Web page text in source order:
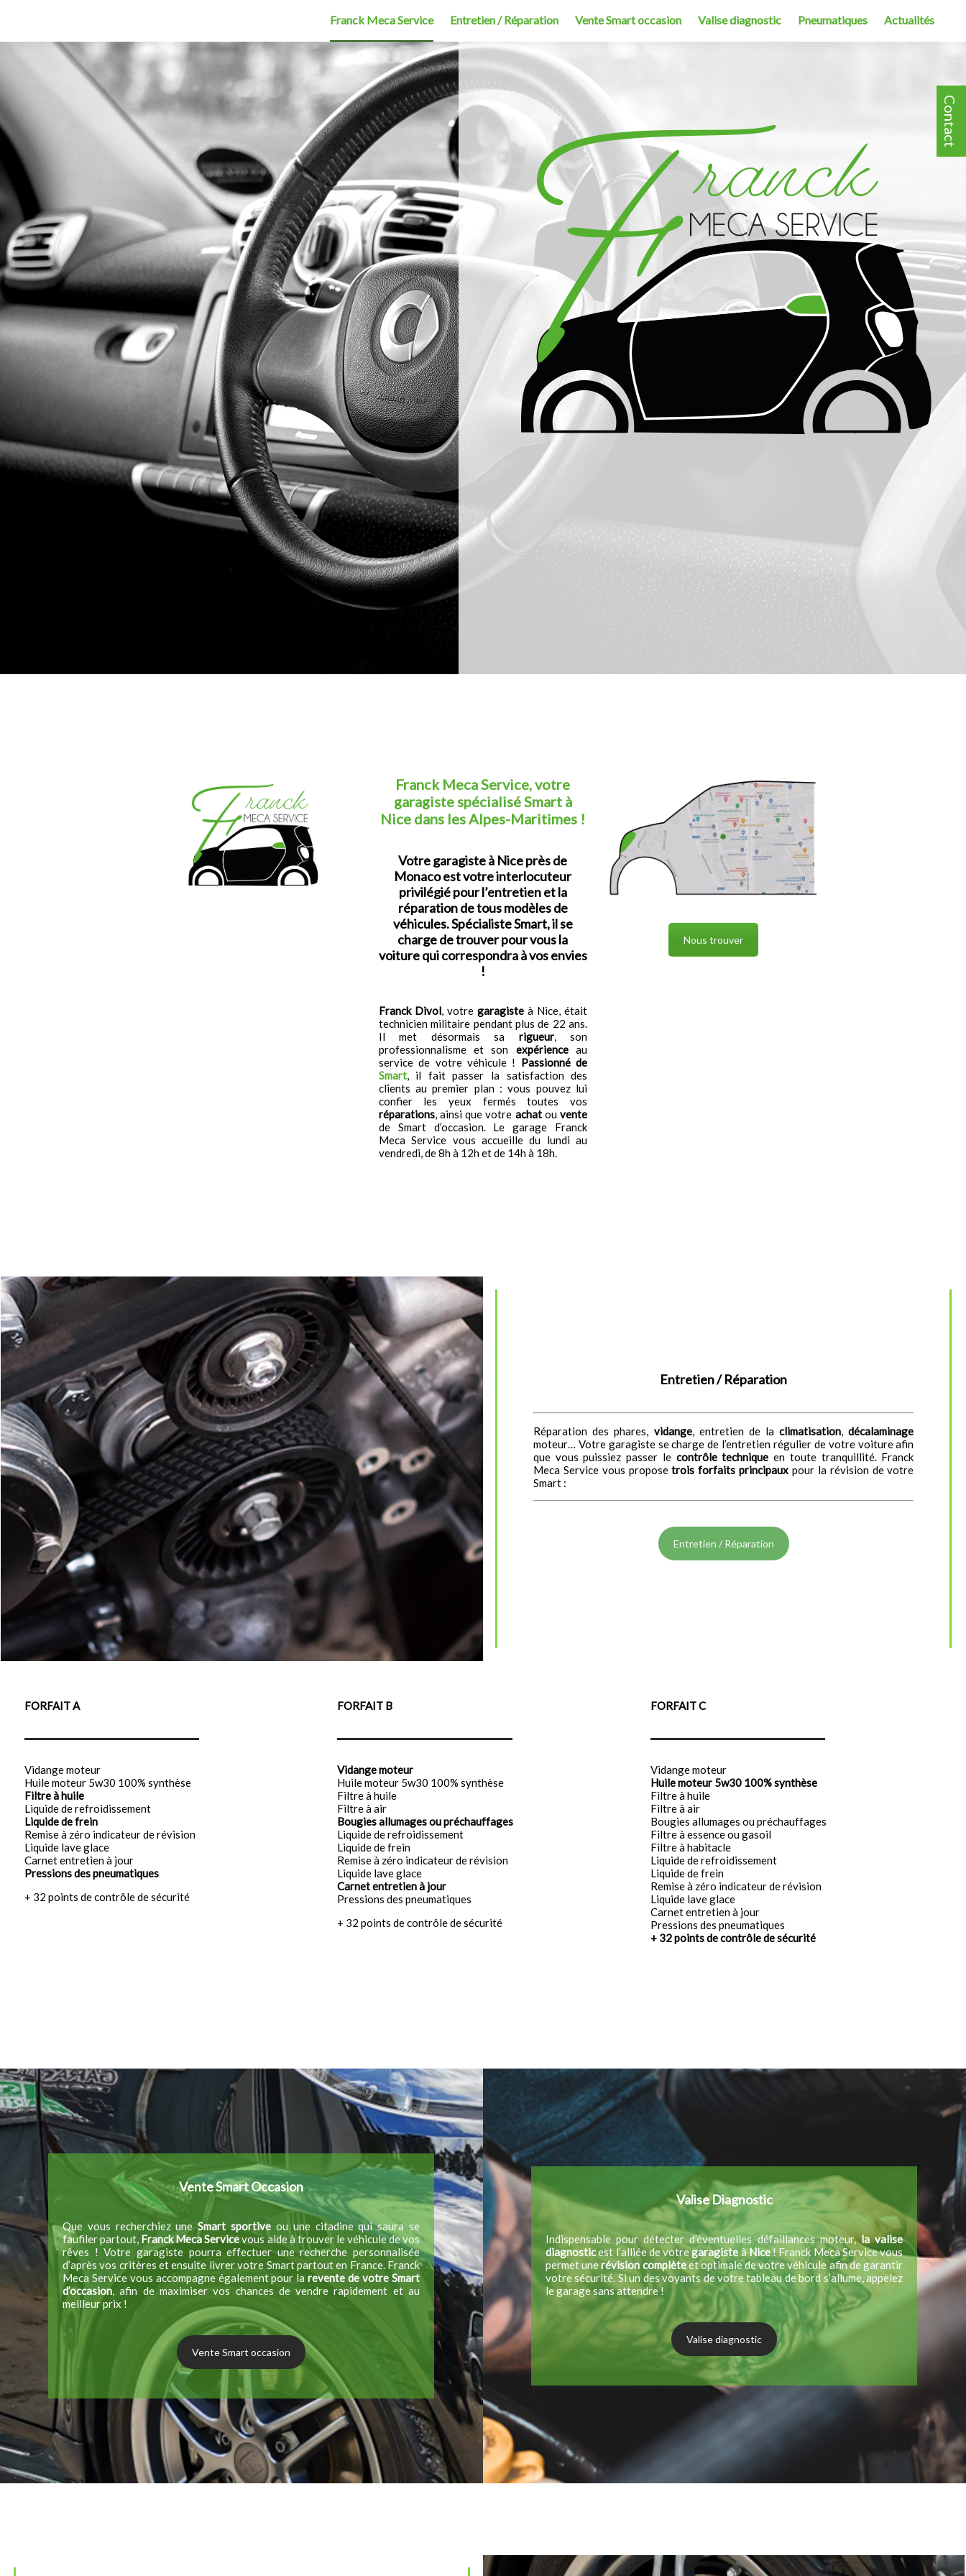
Contact
Franck Meca Service Entretien / Réparation Vente Smart occasion Valise diagnostic Pneumatiques Actualités
Franck Meca Service, votre
garagiste spécialisé Smart à
Nice dans les Alpes-Maritimes !
Votre garagiste à Nice près de
Monaco est votre interlocuteur
privilégié pour l’entretien et la
réparation de tous modèles de
véhicules. Spécialiste Smart, il se
charge de trouver pour vous la
voiture qui correspondra à vos envies
!
Franck Divol, votre garagiste à Nice, était
technicien militaire pendant plus de 22 ans.
Il met désormais sa rigueur, son
professionnalisme et son expérienceau
service de votre véhicule ! Passionné de
Smart, il fait passer la satisfaction des
clients au premier plan : vous pouvez lui
confier les yeux fermés toutes vos
réparations, ainsi que votre achatouvente
de Smart d’occasion. Le garage Franck
Meca Service vous accueille du lundi au
vendredi, de 8h à 12h et de 14h à 18h.
Nous trouver
Entretien / Réparation
Réparation des phares, vidange, entretien de laclimatisation,décalaminage
moteur… Votre garagiste se charge de l’entretien régulier de votre voiture afin
que vous puissiez passer le contrôle technique en toute tranquillité. Franck
Meca Service vous proposetrois forfaits principaux pour la révision de votre
Smart :
Entretien / Réparation
FORFAIT A
Vidange moteur
Huile moteur 5w30 100% synthèse
Filtre à huile
Liquide de refroidissement
Liquide de frein
Remise à zéro indicateur de révision
Liquide lave glace
Carnet entretien à jour
Pressions des pneumatiques
+ 32 points de contrôle de sécurité
FORFAIT B
Vidange moteur
Huile moteur 5w30 100% synthèse
Filtre à huile
Filtre à air
Bougies allumages ou préchauffages
Liquide de refroidissement
Liquide de frein
Remise à zéro indicateur de révision
Liquide lave glace
Carnet entretien à jour
Pressions des pneumatiques
+ 32 points de contrôle de sécurité
FORFAIT C
Vidange moteur
Huile moteur 5w30 100% synthèse
Filtre à huile
Filtre à air
Bougies allumages ou préchauffages
Filtre à essence ou gasoil
Filtre à habitacle
Liquide de refroidissement
Liquide de frein
Remise à zéro indicateur de révision
Liquide lave glace
Carnet entretien à jour
Pressions des pneumatiques
+ 32 points de contrôle de sécurité
Vente Smart Occasion
Que vous recherchiez uneSmart sportive ou une citadine qui saura se
faufiler partout, Franck Meca Servicevous aide à trouver le véhicule de vos
rêves ! Votre garagiste pourra effectuer une recherche personnalisée
d’après vos critères et ensuite livrer votre Smart partout en France. Franck
Meca Service vous accompagne également pour la revente de votre Smart
d’occasion, afin de maximiser vos chances de vendre rapidement et au
meilleur prix !
Vente Smart occasion
Valise Diagnostic
Indispensable pour détecter d’éventuelles défaillances moteur,la valise
diagnosticest l’alliée de votregaragisteàNice! Franck Meca Service vous
permet unerévision complèteet optimale de votre véhicule afin de garantir
votre sécurité. Si un des voyants de votre tableau de bord s’allume, appelez
le garage sans attendre !
Valise diagnostic